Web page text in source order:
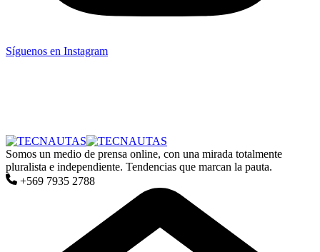
Síguenos en Instagram
Somos un medio de prensa online, con una mirada totalmente
pluralista e independiente. Tendencias que marcan la pauta.
+569 7935 2788